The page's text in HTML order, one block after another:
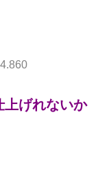
上げれないか